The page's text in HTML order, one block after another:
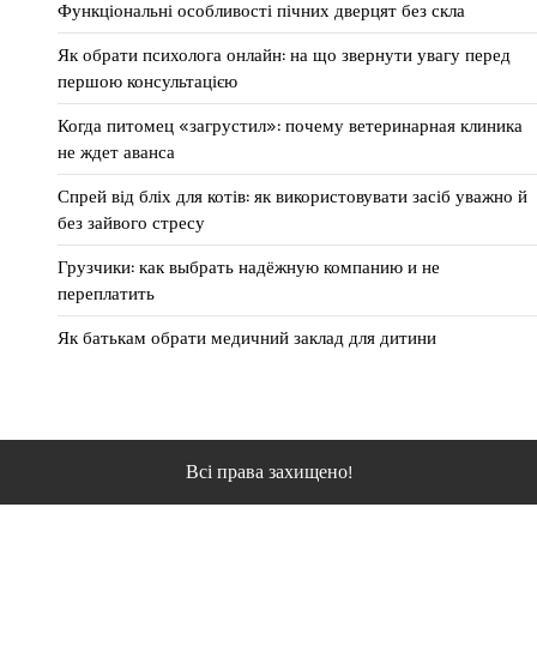
Функціональні особливості пічних дверцят без скла
Як обрати психолога онлайн: на що звернути увагу перед
першою консультацією
Когда питомец «загрустил»: почему ветеринарная клиника
не ждет аванса
Спрей від бліх для котів: як використовувати засіб уважно й
без зайвого стресу
Грузчики: как выбрать надёжную компанию и не
переплатить
Як батькам обрати медичний заклад для дитини
Всі права захищено!